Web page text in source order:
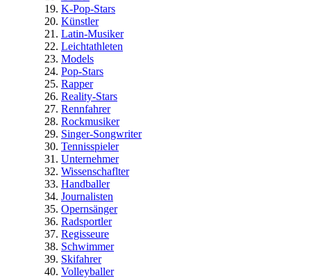
K-Pop-Stars
Künstler
Latin-Musiker
Leichtathleten
Models
Pop-Stars
Rapper
Reality-Stars
Rennfahrer
Rockmusiker
Singer-Songwriter
Tennisspieler
Unternehmer
Wissenschaflter
Handballer
Journalisten
Opernsänger
Radsportler
Regisseure
Schwimmer
Skifahrer
Volleyballer